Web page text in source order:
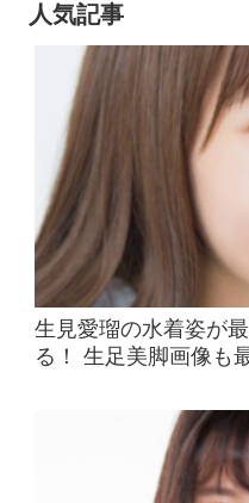
人気記事
生見愛瑠の水着姿が
る！ 生足美脚画像も